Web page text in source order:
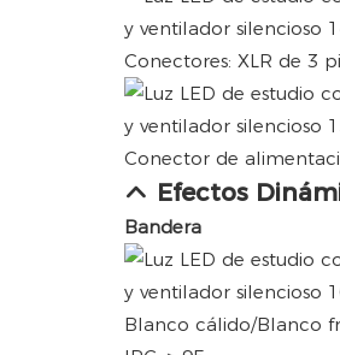
Conectores: XLR de 3
Conector de
Efectos
Bandera
Blanco cálido/Blanco